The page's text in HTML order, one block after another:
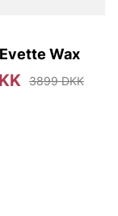
Wax
3899 DKK